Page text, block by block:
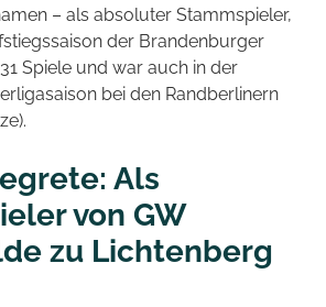
– als absoluter Stammspieler,
der Brandenburger
Spiele und war auch in der
bei den Randberlinern
Als
von GW
zu Lichtenberg